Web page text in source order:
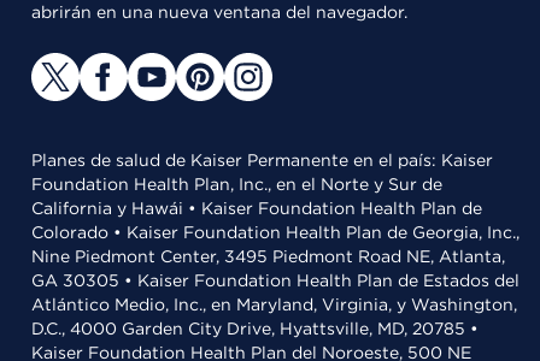
abrirán en una nueva ventana del navegador.
Planes de salud de Kaiser Permanente en el país: Kaiser
Foundation Health Plan, Inc., en el Norte y Sur de
California y Hawái • Kaiser Foundation Health Plan de
Colorado • Kaiser Foundation Health Plan de Georgia, Inc.,
Nine Piedmont Center, 3495 Piedmont Road NE, Atlanta,
GA 30305 • Kaiser Foundation Health Plan de Estados del
Atlántico Medio, Inc., en Maryland, Virginia, y Washington,
D.C., 4000 Garden City Drive, Hyattsville, MD, 20785 •
Kaiser Foundation Health Plan del Noroeste, 500 NE